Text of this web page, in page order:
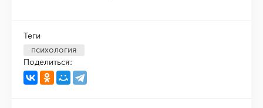
Теги
психология
Поделиться: